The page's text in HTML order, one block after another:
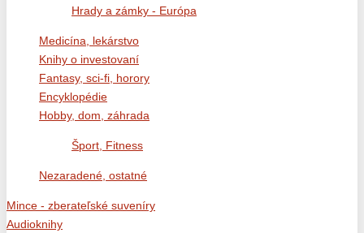
Hrady a zámky - Európa
Medicína, lekárstvo
Knihy o investovaní
Fantasy, sci-fi, horory
Encyklopédie
Hobby, dom, záhrada
Šport, Fitness
Nezaradené, ostatné
Mince - zberateľské suveníry
Audioknihy